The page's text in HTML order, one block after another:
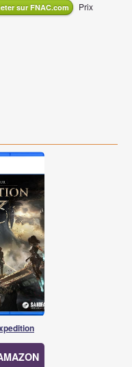
sur FNAC.com
Prix